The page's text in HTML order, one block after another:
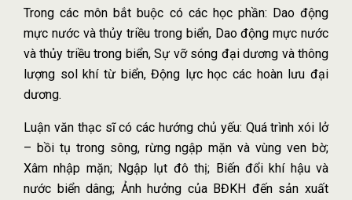
Trong các môn bắt buộc có các học phần: Dao động
mực nước và thủy triều trong biển, Dao động mực nước
và thủy triều trong biển, Sự vỡ sóng đại dương và thông
lượng sol khí từ biển, Động lực học các hoàn lưu đại
dương.
Luận văn thạc sĩ có các hướng chủ yếu: Quá trình xói lở
– bồi tụ trong sông, rừng ngập mặn và vùng ven bờ;
Xâm nhập mặn; Ngập lụt đô thị; Biến đổi khí hậu và
nước biển dâng; Ảnh hưởng của BĐKH đến sản xuất